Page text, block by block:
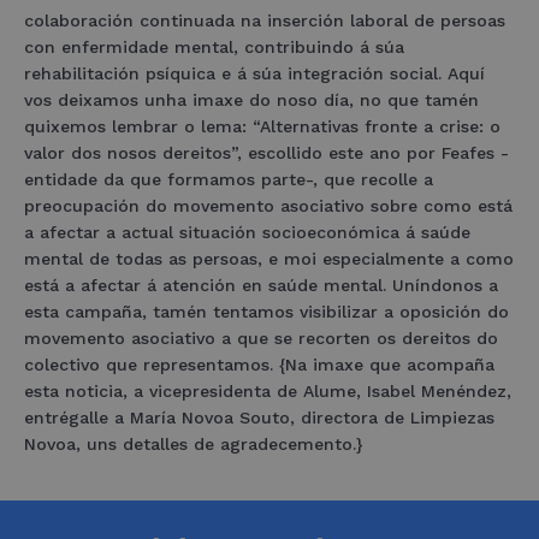
colaboración continuada na inserción laboral de persoas
con enfermidade mental, contribuindo á súa
rehabilitación psíquica e á súa integración social. Aquí
vos deixamos unha imaxe do noso día, no que tamén
quixemos lembrar o lema: “Alternativas fronte a crise: o
valor dos nosos dereitos”, escollido este ano por Feafes -
entidade da que formamos parte-, que recolle a
preocupación do movemento asociativo sobre como está
a afectar a actual situación socioeconómica á saúde
mental de todas as persoas, e moi especialmente a como
está a afectar á atención en saúde mental. Uníndonos a
esta campaña, tamén tentamos visibilizar a oposición do
movemento asociativo a que se recorten os dereitos do
colectivo que representamos. {Na imaxe que acompaña
esta noticia, a vicepresidenta de Alume, Isabel Menéndez,
entrégalle a María Novoa Souto, directora de Limpiezas
Novoa, uns detalles de agradecemento.}